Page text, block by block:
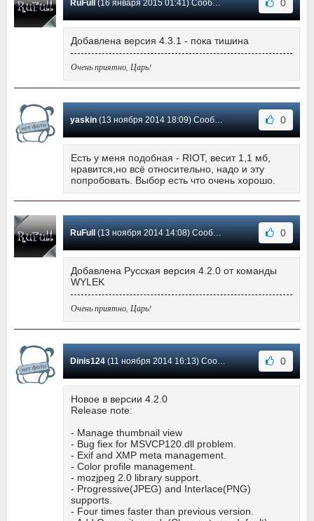
RuFull (16 января 2015 01:41) Сообщение #11 0
Добавлена версия 4.3.1 - пока тишина
Очень приятно, Царь!
yaskin(13 ноября 2014 18:09) Сообщение #10 0
Есть у меня подобная - RIOT, весит 1,1 мб,
нравится,но всё относительно, надо и эту
попробовать. Выбор есть что очень хорошо.
RuFull(13 ноября 2014 14:08) Сообщение #9 0
Добавлена Русская версия 4.2.0 от команды
WYLEK
Очень приятно, Царь!
Dinis124(11 ноября 2014 16:13) Сообщение #8 0
Новое в версии 4.2.0
Release note:
- Manage thumbnail view
- Bug fiex for MSVCP120.dll problem.
- Exif and XMP meta management.
- Color profile management.
- mozjpeg 2.0 library support.
- Progressive(JPEG) and Interlace(PNG)
supports.
- Four times faster than previous version.